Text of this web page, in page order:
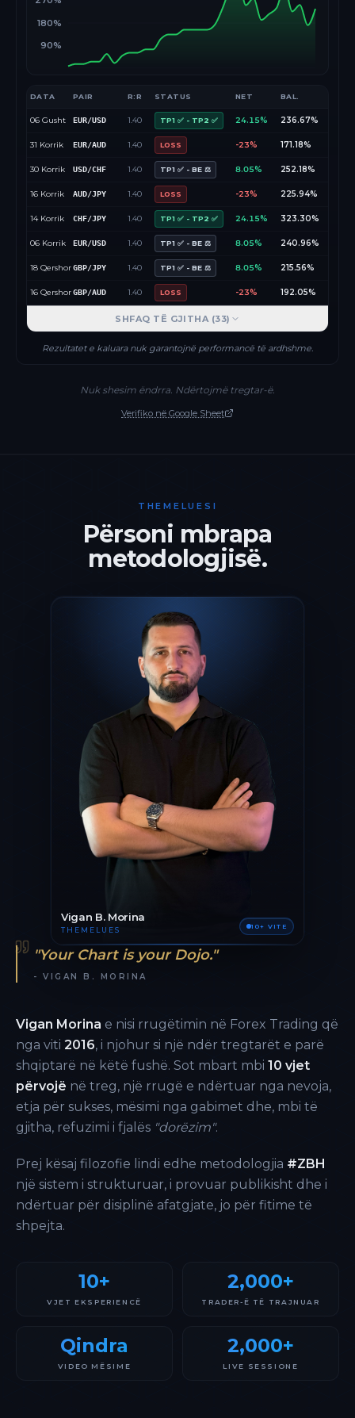
90%
180%
DATA PAIR R:R STATUS NET BAL.
06 Gusht EUR/USD 1.40 TP1 ✅ - TP2 ✅ 24.15% 236.67%
31 Korrik EUR/AUD 1.40 LOSS -23% 171.18%
30 Korrik USD/CHF 1.40 TP1 ✅ - BE ⚖️ 8.05% 252.18%
16 Korrik AUD/JPY 1.40 LOSS -23% 225.94%
14 Korrik CHF/JPY 1.40 TP1 ✅ - TP2 ✅ 24.15% 323.30%
06 Korrik EUR/USD 1.40 TP1 ✅ - BE ⚖️ 8.05% 240.96%
18 QershorGBP/JPY 1.40 TP1 ✅ - BE ⚖️ 8.05% 215.56%
16 QershorGBP/AUD 1.40 LOSS -23% 192.05%
SHFAQ TË GJITHA (33)
Rezultatet e kaluara nuk garantojnë performancë të ardhshme.
Nuk shesim ëndrra. Ndërtojmë tregtar-ë.
Verifiko në Google Sheet
THEMELUESI
Përsoni mbrapa
metodologjisë.
Vigan B. Morina
THEMELUES 10+ VITE
"Your Chart is your Dojo."
- VIGAN B. MORINA
Vigan Morina e nisi rrugëtimin në Forex Trading që
nga viti 2016, i njohur si një ndër tregtarët e parë
shqiptarë në këtë fushë. Sot mbart mbi 10 vjet
përvojë në treg, një rrugë e ndërtuar nga nevoja,
etja për sukses, mësimi nga gabimet dhe, mbi të
gjitha, refuzimi i fjalës "dorëzim".
Prej kësaj filozofie lindi edhe metodologjia #ZBH
një sistem i strukturuar, i provuar publikisht dhe i
ndërtuar për disiplinë afatgjate, jo për fitime të
shpejta.
10+
VJET EKSPERIENCË
2,000+
TRADER-Ë TË TRAJNUAR
Qindra
VIDEO MËSIME
2,000+
LIVE SESSIONE